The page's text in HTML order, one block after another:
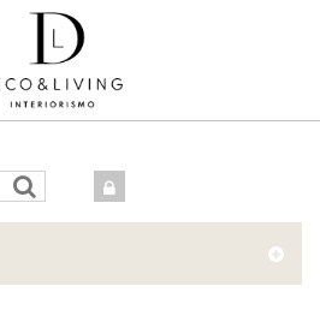
TIENDA FÍSICA